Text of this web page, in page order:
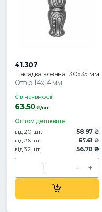
41.307
Насадка кована 130х35 мм
Отвір 14х14 мм
Є в наявності
63.50₴/шт.
Оптом дешевше
від 20 шт.
58.97 ₴
від 26 шт.
57.61 ₴
від 32 шт.
56.70 ₴